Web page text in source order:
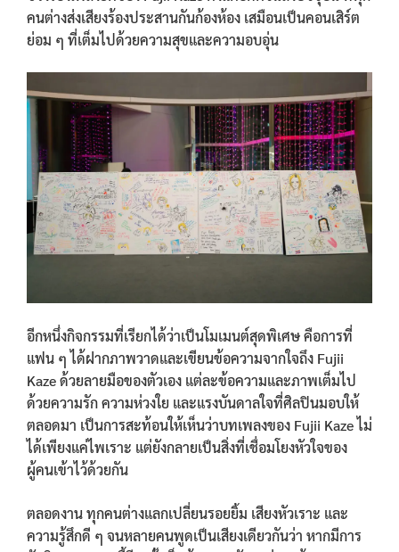
คนต่างส่งเสียงร้องประสานกันก้องห้อง เสมือนเป็นคอนเสิร์ต
ย่อม ๆ ที่เต็มไปด้วยความสุขและความอบอุ่น
อีกหนึ่งกิจกรรมที่เรียกได้ว่าเป็นโมเมนต์สุดพิเศษ คือการที่
แฟน ๆ ได้ฝากภาพวาดและเขียนข้อความจากใจถึง Fujii
Kaze ด้วยลายมือของตัวเอง แต่ละข้อความและภาพเต็มไป
ด้วยความรัก ความห่วงใย และแรงบันดาลใจที่ศิลปินมอบให้
ตลอดมา เป็นการสะท้อนให้เห็นว่าบทเพลงของ Fujii Kaze ไม่
ได้เพียงแค่ไพเราะ แต่ยังกลายเป็นสิ่งที่เชื่อมโยงหัวใจของ
ผู้คนเข้าไว้ด้วยกัน
ตลอดงาน ทุกคนต่างแลกเปลี่ยนรอยยิ้ม เสียงหัวเราะ และ
ความรู้สึกดี ๆ จนหลายคนพูดเป็นเสียงเดียวกันว่า หากมีการ